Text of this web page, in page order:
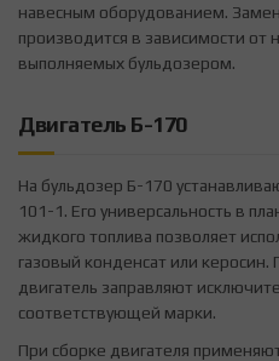
навесным оборудованием.
производится в зависимости от
выполняемых бульдозером.
Двигатель Б-170
На бульдозер Б-170
101-1. Его универсальность в
жидкого топлива позволяет
газовый конденсат или керосин.
двигатель заправляют
соответствующей марки.
При сборке двигателя